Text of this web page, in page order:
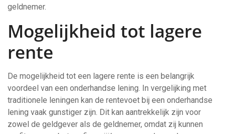
geldnemer.
Mogelijkheid tot lagere
rente
De mogelijkheid tot een lagere rente is een belangrijk
voordeel van een onderhandse lening. In vergelijking met
traditionele leningen kan de rentevoet bij een onderhandse
lening vaak gunstiger zijn. Dit kan aantrekkelijk zijn voor
zowel de geldgever als de geldnemer, omdat zij kunnen